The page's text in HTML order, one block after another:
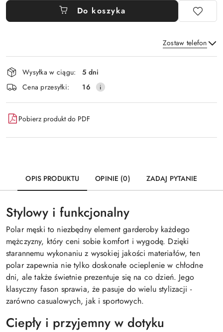
Do koszyka
Zostaw telefon
Wyślij
Dostępność
i
dostawa
Wysyłka w ciągu:
5 dni
Cena przesyłki:
16
Pobierz produkt do PDF
OPIS PRODUKTU OPINIE (0) ZADAJ PYTANIE
Stylowy i funkcjonalny
Polar męski to niezbędny element garderoby każdego
mężczyzny, który ceni sobie komfort i wygodę. Dzięki
starannemu wykonaniu z wysokiej jakości materiałów, ten
polar zapewnia nie tylko doskonałe ocieplenie w chłodne
dni, ale także świetnie prezentuje się na co dzień. Jego
klasyczny fason sprawia, że pasuje do wielu stylizacji -
zarówno casualowych, jak i sportowych.
Ciepły i przyjemny w dotyku